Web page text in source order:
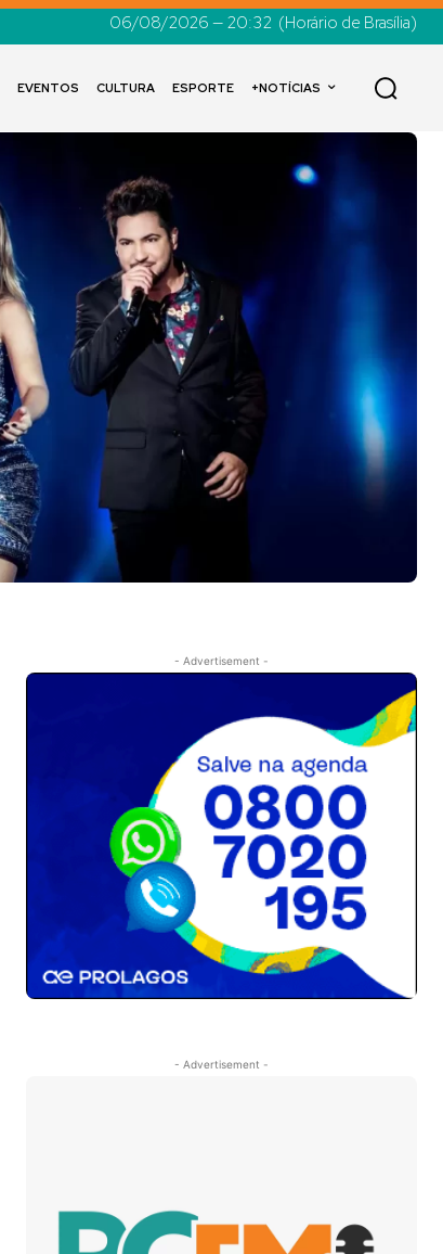
06/08/2026 — 20:32 (Horário de Brasília)
EVENTOS CULTURA ESPORTE +NOTÍCIAS
- Advertisement -
- Advertisement -